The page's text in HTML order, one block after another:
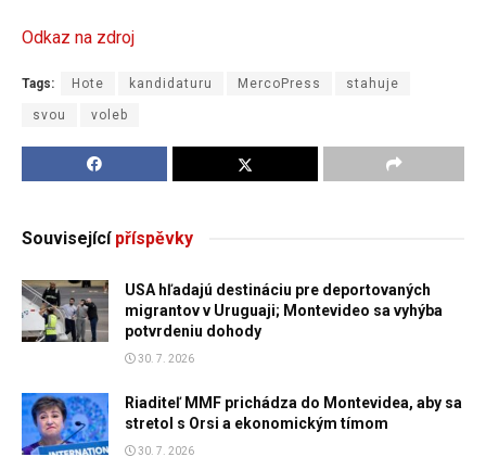
Odkaz na zdroj
Tags: Hote kandidaturu MercoPress stahuje
svou voleb
Souvisejícípříspěvky
USA hľadajú destináciu pre deportovaných
migrantov v Uruguaji; Montevideo sa vyhýba
potvrdeniu dohody
30. 7. 2026
Riaditeľ MMF prichádza do Montevidea, aby sa
stretol s Orsi a ekonomickým tímom
30. 7. 2026